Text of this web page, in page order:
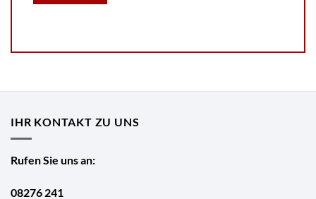
IHR KONTAKT ZU UNS
Rufen Sie uns an:
08276 241